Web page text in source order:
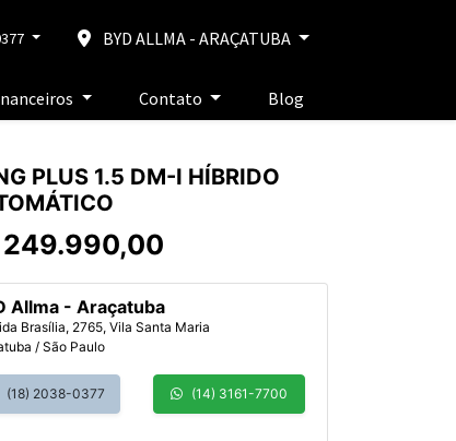
BYD ALLMA - ARAÇATUBA
Contato Blog
PLUS 1.5 DM-I HÍBRIDO
249.990,00
Allma - Araçatuba
Brasília, 2765, Vila Santa Maria
/ São Paulo
(18) 2038-0377 (14) 3161-7700